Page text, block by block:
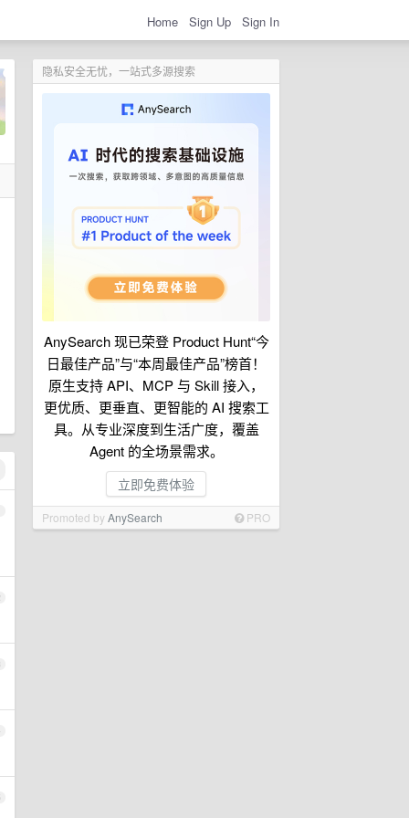
Home Sign Up Sign In
隐私安全无忧，一站式多源搜索
AnySearch 现已荣登 Product Hunt“今
日最佳产品”与“本周最佳产品”榜首！
原生支持 API、MCP 与 Skill 接入，
更优质、更垂直、更智能的 AI 搜索工
具。从专业深度到生活广度，覆盖
Agent 的全场景需求。
立即免费体验
Promoted byAnySearch PRO